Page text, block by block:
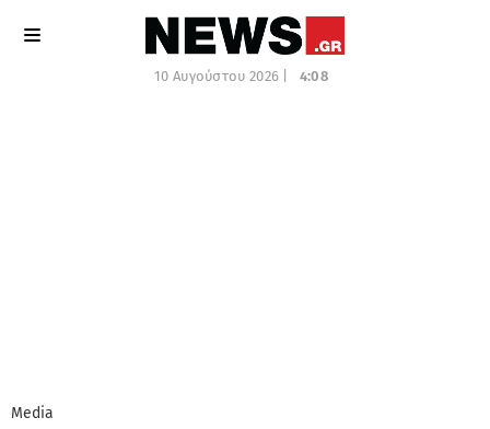
10 Αυγούστου 2026 | 4:08
Media